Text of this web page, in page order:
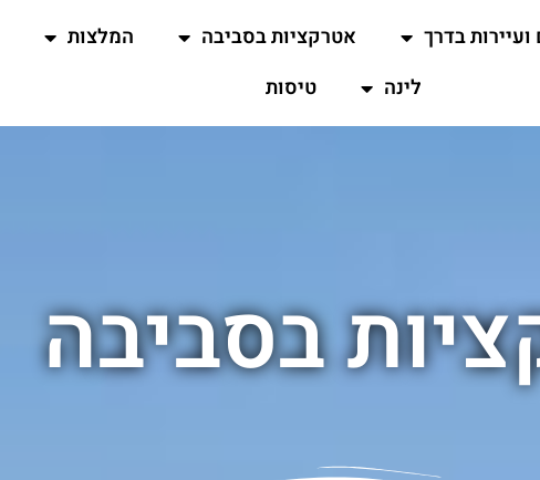
ועיירות בדרך אטרקציות בסביבה המלצות
לינה
טיסות
בסביבה